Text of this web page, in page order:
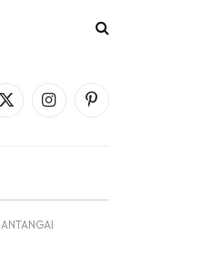
X
InstagramPinterest